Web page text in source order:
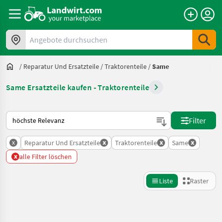
Angebote durchsuchen
/ Reparatur Und Ersatzteile /Traktorenteile /Same
Same Ersatzteile kaufen - Traktorenteile
So wird auf Landwirt.com sortiert
Filter
x Reparatur Und Ersatzteile x Traktorenteile x Same x
x alle Filter löschen
Liste Raster